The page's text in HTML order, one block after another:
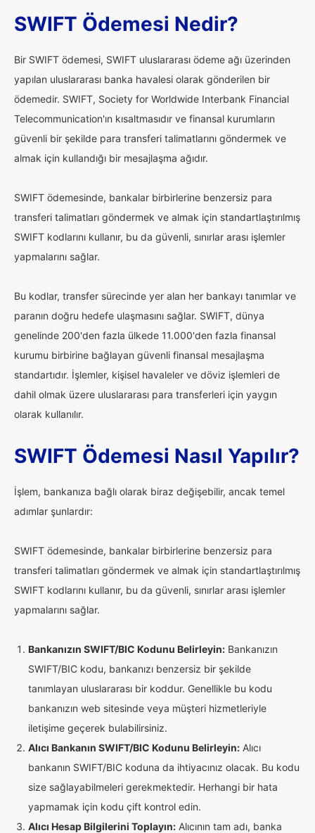
SWIFT Ödemesi Nedir?
Bir SWIFT ödemesi, SWIFT uluslararası ödeme ağı üzerinden
yapılan uluslararası banka havalesi olarak gönderilen bir
ödemedir. SWIFT, Society for Worldwide Interbank Financial
Telecommunication'ın kısaltmasıdır ve finansal kurumların
güvenli bir şekilde para transferi talimatlarını göndermek ve
almak için kullandığı bir mesajlaşma ağıdır.
SWIFT ödemesinde, bankalar birbirlerine benzersiz para
transferi talimatları göndermek ve almak için standartlaştırılmış
SWIFT kodlarını kullanır, bu da güvenli, sınırlar arası işlemler
yapmalarını sağlar.
Bu kodlar, transfer sürecinde yer alan her bankayı tanımlar ve
paranın doğru hedefe ulaşmasını sağlar. SWIFT, dünya
genelinde 200'den fazla ülkede 11.000'den fazla finansal
kurumu birbirine bağlayan güvenli finansal mesajlaşma
standartıdır. İşlemler, kişisel havaleler ve döviz işlemleri de
dahil olmak üzere uluslararası para transferleri için yaygın
olarak kullanılır.
SWIFT Ödemesi Nasıl Yapılır?
İşlem, bankanıza bağlı olarak biraz değişebilir, ancak temel
adımlar şunlardır:
SWIFT ödemesinde, bankalar birbirlerine benzersiz para
transferi talimatları göndermek ve almak için standartlaştırılmış
SWIFT kodlarını kullanır, bu da güvenli, sınırlar arası işlemler
yapmalarını sağlar.
Bankanızın SWIFT/BIC Kodunu Belirleyin: Bankanızın
SWIFT/BIC kodu, bankanızı benzersiz bir şekilde
tanımlayan uluslararası bir koddur. Genellikle bu kodu
bankanızın web sitesinde veya müşteri hizmetleriyle
iletişime geçerek bulabilirsiniz.
Alıcı Bankanın SWIFT/BIC Kodunu Belirleyin: Alıcı
bankanın SWIFT/BIC koduna da ihtiyacınız olacak. Bu kodu
size sağlayabilmeleri gerekmektedir. Herhangi bir hata
yapmamak için kodu çift kontrol edin.
Alıcı Hesap Bilgilerini Toplayın: Alıcının tam adı, banka